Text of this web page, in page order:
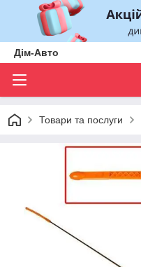
Дім-Авто
Товари та послуги